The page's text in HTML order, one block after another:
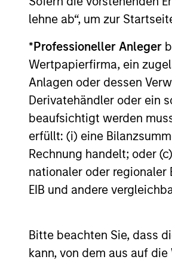
lehne ab“, um zur
*Professioneller Anleger
Wertpapierfirma, ein
Anlagen oder dessen
Derivatehändler oder ein
beaufsichtigt werden
erfüllt: (i) eine
Rechnung handelt; oder
nationaler oder regionaler
EIB und andere
Bitte beachten Sie, dass
kann, von dem aus auf
From Electric
Manufacturing
Humanoid robots sit
hardware, AI,
data and customer
term value may
intelligence, software
Jerry Pang and Rose
move from televised
manufacturing and
05-AUG-2026
May not represent all
The information on this